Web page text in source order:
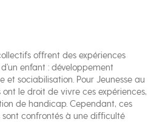
offrent des expériences
enfant : développement
et sociabilisation. Pour Jeunesse au
ont le droit de vivre ces expériences,
de handicap. Cependant, ces
sont confrontés à une difficulté